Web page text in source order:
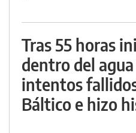
Tras 55 horas
dentro del
intentos
Báltico e hizo